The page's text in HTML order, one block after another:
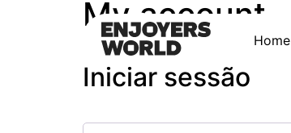
Home
My account
Iniciar sessão